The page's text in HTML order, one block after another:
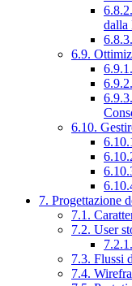
dalla
6.9.
6.10.
7. Progettazione
7.1.
7.2. User
7.3. Flussi
7.4.